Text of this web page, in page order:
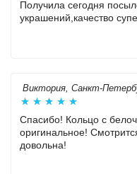
Получила сегодня
украшений,качество
Виктория, Санкт-
Спасибо! Кольцо с
оригинальное!
довольна!